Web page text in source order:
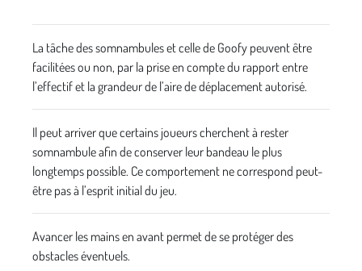
La tâche des somnambules et celle de Goofy peuvent être
facilitées ou non, par la prise en compte du rapport entre
l’effectif et la grandeur de l’aire de déplacement autorisé.
Il peut arriver que certains joueurs cherchent à rester
somnambule afin de conserver leur bandeau le plus
longtemps possible. Ce comportement ne correspond peut-
être pas à l’esprit initial du jeu.
Avancer les mains en avant permet de se protéger des
obstacles éventuels.